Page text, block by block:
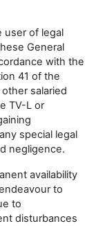
user of legal
General
with the
41 of the
salaried
TV-L or
special legal
negligence.
availability
to
to
disturbances